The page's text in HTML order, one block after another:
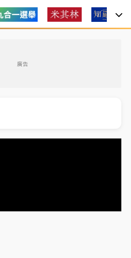
廣告
董事人數！辜仲諒向法院聲請遭
第2檔！今線上預約開賣一度塞車